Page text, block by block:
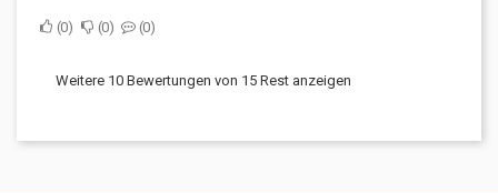
0 0 0
Weitere 10 Bewertungen von 15 Rest anzeigen